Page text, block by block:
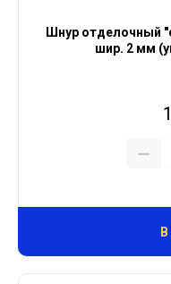
Шнур отделочный
шир. 2 мм